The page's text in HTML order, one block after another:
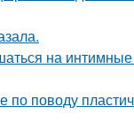
на
поводу